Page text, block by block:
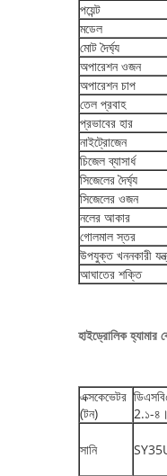
পয়েন্ট
মডেল
মোট দৈর্ঘ্য
অপারেশন ওজন
অপারেশন চাপ
তেল প্রবাহ
প্রভাবের হার
নাইট্রোজেন
চিজেল ব্যাসার্ধ
সিজেলের দৈর্ঘ্য
সিজেলের ওজন
নলের আকার
গোলমাল স্তর
উপযুক্ত খননকারী
আঘাতের শক্তি
হাইড্রোলিক হ্যামার
এক্সকেভেটর
(টন)
2.১-
সানি